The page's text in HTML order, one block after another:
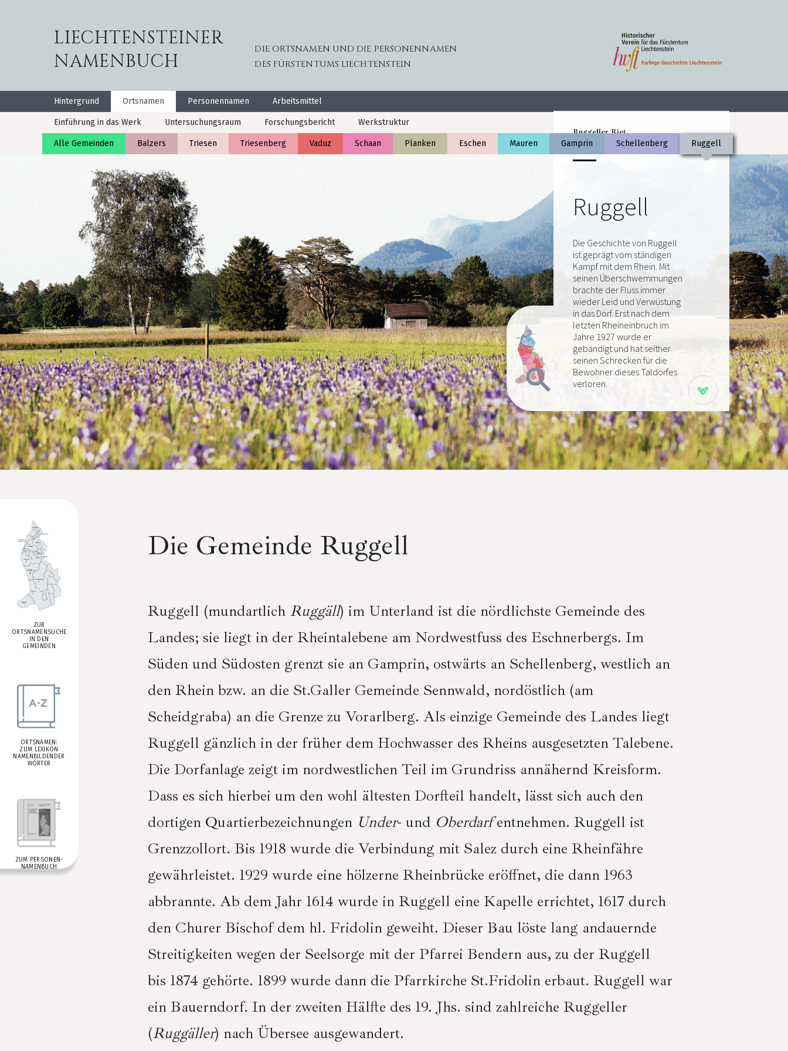
LIECHTENSTEINER
NAMENBUCH
DIE ORTSNAMEN UND DIE PERSONENNAMEN
DES FÜRSTENTUMS LIECHTENSTEIN
Hintergrund Ortsnamen Personennamen Arbeitsmittel
Einführung in das Werk Untersuchungsraum Forschungsbericht Werkstruktur
Alle Gemeinden Balzers Triesen Triesenberg Vaduz Schaan Planken Eschen Mauren Gamprin Schellenberg Ruggell
Ruggeller Riet
Foto Daniel Seidel
Ruggell
Die Geschichte von Ruggell
ist geprägt vom ständigen
Kampf mit dem Rhein. Mit
seinen Überschwemmungen
brachte der Fluss immer
wieder Leid und Verwüstung
in das Dorf. Erst nach dem
letzten Rheineinbruch im
Jahre 1927 wurde er
gebändigt und hat seither
seinen Schrecken für die
Bewohner dieses Taldorfes
verloren.
ZUR
ORTSNAMENSUCHE
IN DEN
GEMEINDEN
ORTSNAMEN:
ZUM LEXIKON
NAMENBILDENDER
WÖRTER
ZUM PERSONEN­
NAMENBUCH
Die Gemeinde Ruggell
Ruggell (mundartlich Ruggäll) im Unterland ist die nördlichste Gemeinde des
Landes; sie liegt in der Rheintalebene am Nordwestfuss des Eschnerbergs. Im
Süden und Südosten grenzt sie an Gamprin, ostwärts an Schellenberg, westlich an
den Rhein bzw. an die St.Galler Gemeinde Sennwald, nordöstlich (am
Scheidgraba) an die Grenze zu Vorarlberg. Als einzige Gemeinde des Landes liegt
Ruggell gänzlich in der früher dem Hochwasser des Rheins ausgesetzten Talebene.
Die Dorfanlage zeigt im nordwestlichen Teil im Grundriss annähernd Kreisform.
Dass es sich hierbei um den wohl ältesten Dorfteil handelt, lässt sich auch den
dortigen Quartierbezeichnungen Under- und Oberdarfentnehmen. Ruggell ist
Grenzzollort. Bis 1918 wurde die Verbindung mit Salez durch eine Rheinfähre
gewährleistet. 1929 wurde eine hölzerne Rheinbrücke eröffnet, die dann 1963
abbrannte. Ab dem Jahr 1614 wurde in Ruggell eine Kapelle errichtet, 1617 durch
den Churer Bischof dem hl. Fridolin geweiht. Dieser Bau löste lang andauernde
Streitigkeiten wegen der Seelsorge mit der Pfarrei Bendern aus, zu der Ruggell
bis 1874 gehörte. 1899 wurde dann die Pfarrkirche St.Fridolin erbaut. Ruggell war
ein Bauerndorf. In der zweiten Hälfte des 19. Jhs. sind zahlreiche Ruggeller
(Ruggäller) nach Übersee ausgewandert.